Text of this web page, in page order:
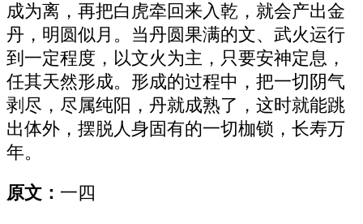
成为离，再把白虎牵回来入乾，就会产出金
丹，明圆似月。当丹圆果满的文、武火运行
到一定程度，以文火为主，只要安神定息，
任其天然形成。形成的过程中，把一切阴气
剥尽，尽属纯阳，丹就成熟了，这时就能跳
出体外，摆脱人身固有的一切枷锁，长寿万
年。
原文： 一四